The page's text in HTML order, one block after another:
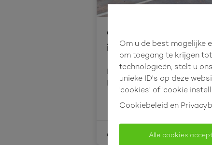
Om u de best mogelijke
om toegang te krijgen
technologieën, stelt u
unieke ID's op deze
'cookies' of 'cookie
Cookiebeleid en
Alle cookies
in het centrum!
Kattestraat 23 bus 2, 3400
Landen
50 m²